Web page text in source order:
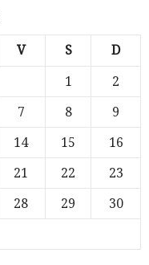
V S D
1
2
7 8
9
14 15
16
21 22
23
28 29
30